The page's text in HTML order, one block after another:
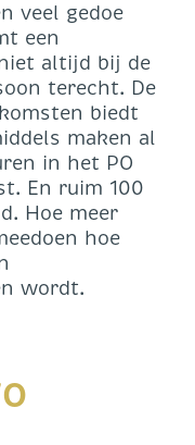
veel gedoe
een
altijd bij de
terecht. De
biedt
maken al
in het PO
En ruim 100
Hoe meer
hoe
wordt.